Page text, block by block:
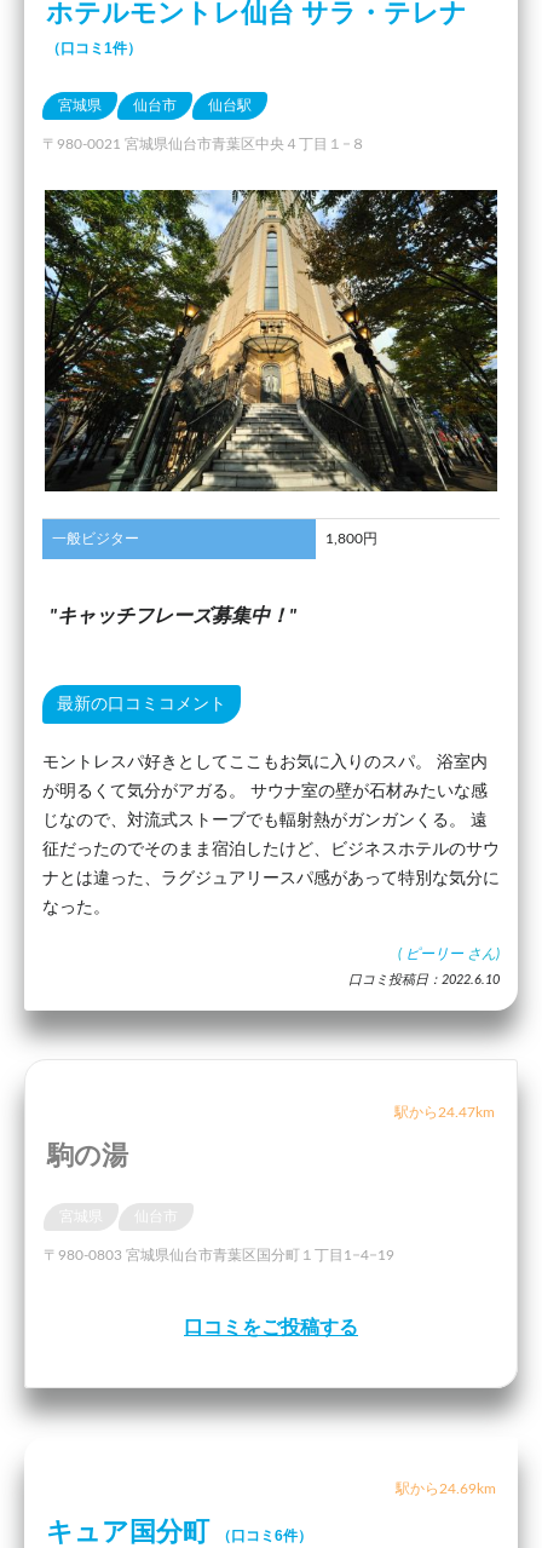
ホテルモントレ仙台 サラ・テレナ
（口コミ1件）
宮城県 仙台市 仙台駅
〒980-0021 宮城県仙台市青葉区中央４丁目１−８
一般ビジター 1,800円
キャッチフレーズ募集中！
最新の口コミコメント
モントレスパ好きとしてここもお気に入りのスパ。 浴室内
が明るくて気分がアガる。 サウナ室の壁が石材みたいな感
じなので、対流式ストーブでも輻射熱がガンガンくる。 遠
征だったのでそのまま宿泊したけど、ビジネスホテルのサウ
ナとは違った、ラグジュアリースパ感があって特別な気分に
なった。
( ピーリー さん)
口コミ投稿日：2022.6.10
駅から24.47km
駒の湯
〒980-0803 宮城県仙台市青葉区国分町１丁目1−4−19
口コミをご投稿する
駅から24.69km
キュア国分町 （口コミ6件）